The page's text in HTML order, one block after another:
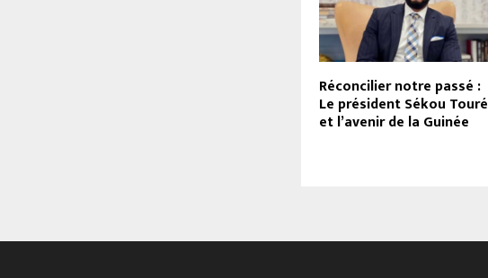
Réconcilier notre passé :
Le président Sékou Touré
et l’avenir de la Guinée